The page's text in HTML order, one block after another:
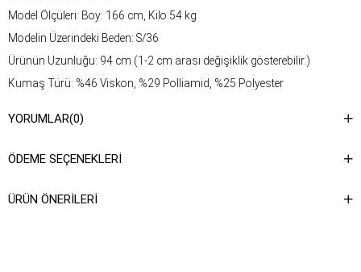
Model Ölçüleri: Boy: 166 cm, Kilo:54 kg
Modelin Üzerindeki Beden: S/36
Ürünün Uzunluğu: 94 cm (1-2 cm arası değişiklik gösterebilir.)
Kumaş Türü: %46 Viskon, %29 Polliamid, %25 Polyester
talimatına ulaşabilirsiniz.
YORUMLAR(0)
ÖDEME SEÇENEKLERI
ÜRÜN ÖNERILERI